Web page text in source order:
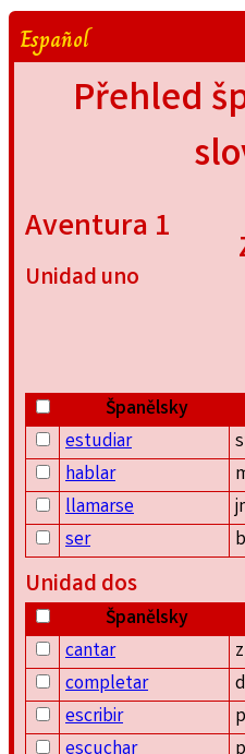
Español
Přehled
Aventura 1
Unidad uno
Španělsky
estudiar
hablar
llamarse
ser
Unidad dos
Španělsky
cantar
completar
escribir